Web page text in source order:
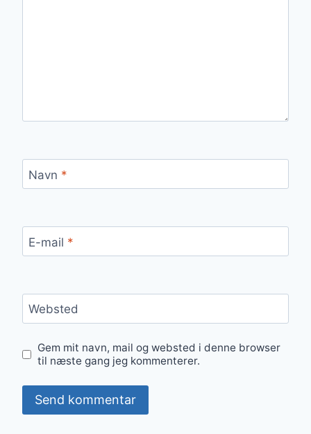
Navn *
E-mail *
Websted
Gem mit navn, mail og websted i denne browser
til næste gang jeg kommenterer.